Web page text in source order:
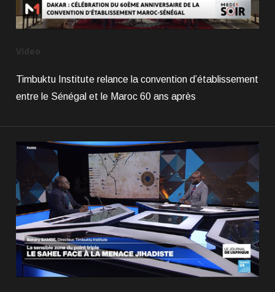
Video
Timbuktu Institute relance la convention d’établissement
entre le Sénégal et le Maroc 60 ans après